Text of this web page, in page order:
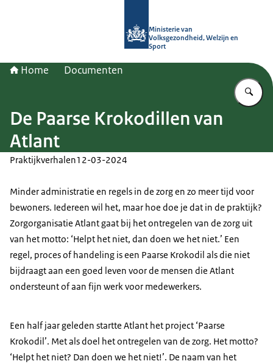
Ministerie van
Volksgezondheid, Welzijn en
Sport
Home Documenten
De Paarse Krokodillen van
Atlant
Praktijkverhalen12-03-2024
Minder administratie en regels in de zorg en zo meer tijd voor
bewoners. Iedereen wil het, maar hoe doe je dat in de praktijk?
Zorgorganisatie Atlant gaat bij het ontregelen van de zorg uit
van het motto: ‘Helpt het niet, dan doen we het niet.’ Een
regel, proces of handeling is een Paarse Krokodil als die niet
bijdraagt aan een goed leven voor de mensen die Atlant
ondersteunt of aan fijn werk voor medewerkers.
Een half jaar geleden startte Atlant het project ‘Paarse
Krokodil’. Met als doel het ontregelen van de zorg. Het motto?
‘Helpt het niet? Dan doen we het niet!’. De naam van het